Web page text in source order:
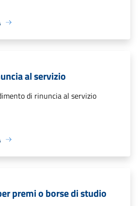
al servizio
di rinuncia al servizio
premi o borse di studio